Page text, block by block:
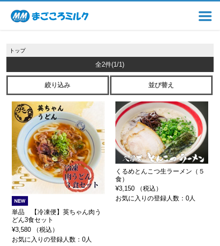
トップ
全2件(1/1)
絞り込み 並び替え
単品 【冷凍便】英ちゃん肉う
どん3食セット
¥3,580 （税込）
お気に入りの登録人数：0人
くるめとんこつ生ラーメン（５
食）
¥3,150 （税込）
お気に入りの登録人数：0人